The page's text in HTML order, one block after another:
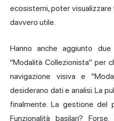
ecosistemi, poter
davvero utile.
Hanno anche aggiunto
"Modalità Collezionista" per
navigazione visiva e
desiderano dati e analisi. La
finalmente. La gestione del
Funzionalità basilari?